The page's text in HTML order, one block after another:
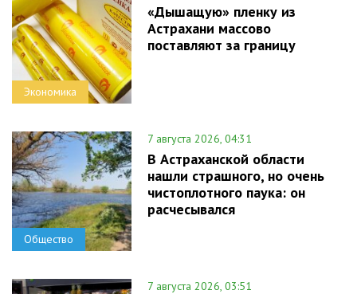
Экономика
«Дышащую» пленку из
Астрахани массово
поставляют за границу
Общество
7 августа 2026, 04:31
В Астраханской области
нашли страшного, но очень
чистоплотного паука: он
расчесывался
7 августа 2026, 03:51